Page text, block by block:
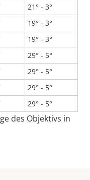
21° - 3°
19° - 3°
19° - 3°
29° - 5°
29° - 5°
29° - 5°
29° - 5°
des Objektivs in